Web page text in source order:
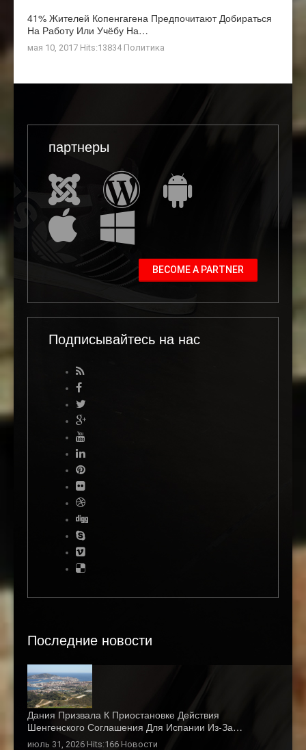
41% Жителей Копенгагена Предпочитают Добираться
На Работу Или Учёбу На…
мая 10, 2017 Hits:13834 Политика
партнеры
BECOME A PARTNER
Подписывайтесь на нас
Последние новости
Дания Призвала К Приостановке Действия
Шенгенского Соглашения Для Испании Из-За…
июль 31, 2026 Hits:166 Новости